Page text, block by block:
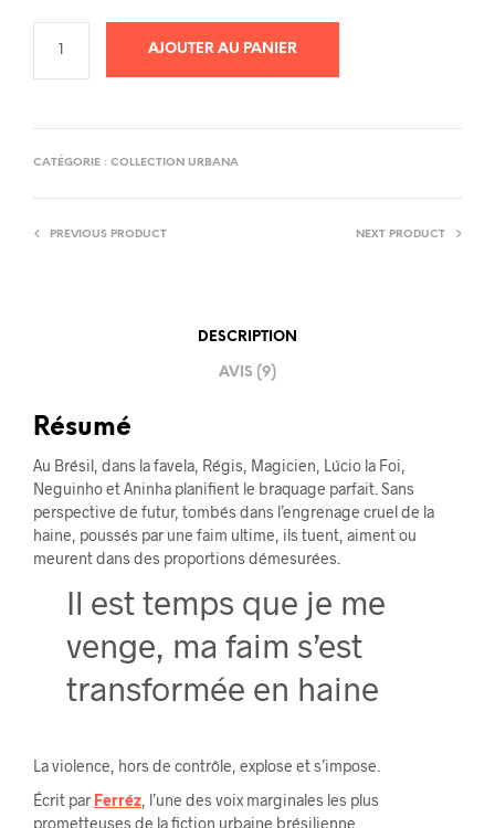
AJOUTER AU PANIER
CATÉGORIE : COLLECTION URBANA
PREVIOUS PRODUCT NEXT PRODUCT
DESCRIPTION
AVIS (9)
Résumé
Au Brésil, dans la favela, Régis, Magicien, Lúcio la Foi,
Neguinho et Aninha planifient le braquage parfait. Sans
perspective de futur, tombés dans l’engrenage cruel de la
haine, poussés par une faim ultime, ils tuent, aiment ou
meurent dans des proportions démesurées.
Il est temps que je me
venge, ma faim s’est
transformée en haine
La violence, hors de contrôle, explose et s’impose.
Écrit par Ferréz , l’une des voix marginales les plus
prometteuses de la fiction urbaine brésilienne